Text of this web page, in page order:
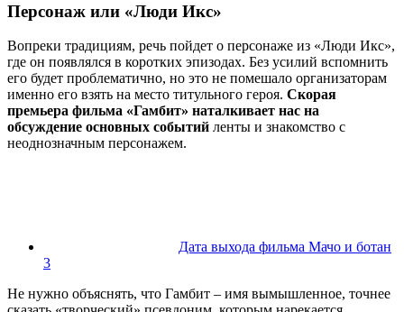
Персонаж или «Люди Икс»
Вопреки традициям, речь пойдет о персонаже из «Люди Икс»,
где он появлялся в коротких эпизодах. Без усилий вспомнить
его будет проблематично, но это не помешало организаторам
именно его взять на место титульного героя. Скорая
премьера фильма «Гамбит» наталкивает нас на
обсуждение основных событий ленты и знакомство с
неоднозначным персонажем.
Дата выхода фильма Мачо и ботан
3
Не нужно объяснять, что Гамбит – имя вымышленное, точнее